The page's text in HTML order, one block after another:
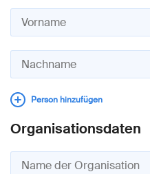
Person hinzufügen
Organisationsdaten